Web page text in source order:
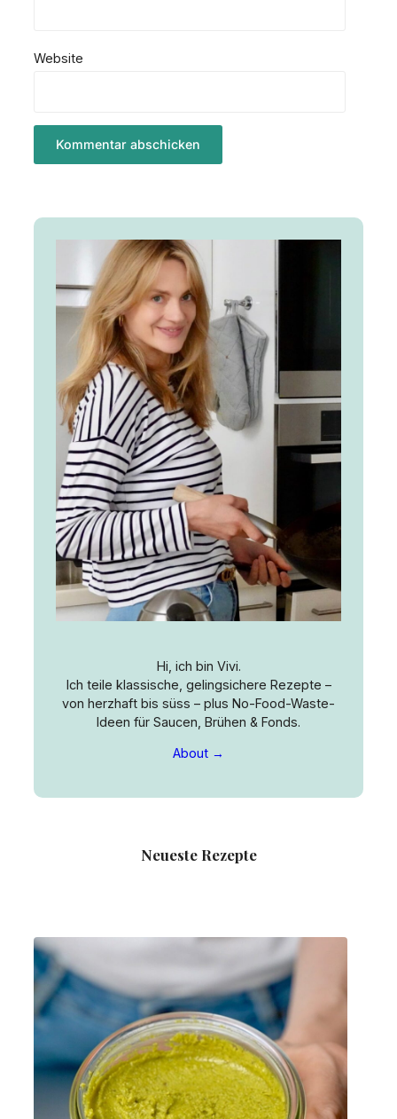
Website
Hi, ich bin Vivi.
Ich teile klassische, gelingsichere Rezepte –
von herzhaft bis süss – plus No-Food-Waste-
Ideen für Saucen, Brühen & Fonds.
About →
Neueste Rezepte